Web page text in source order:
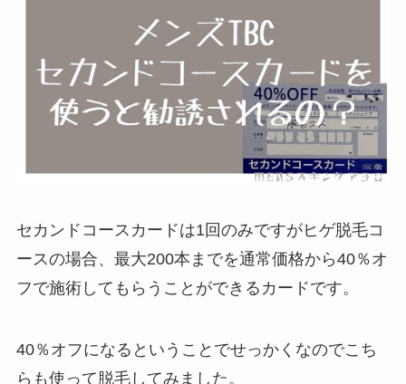
セカンドコースカードは1回のみですがヒゲ脱毛コ
ースの場合、最大200本までを通常価格から40％オ
フで施術してもらうことができるカードです。
40％オフになるということでせっかくなのでこち
らも使って脱毛してみました。